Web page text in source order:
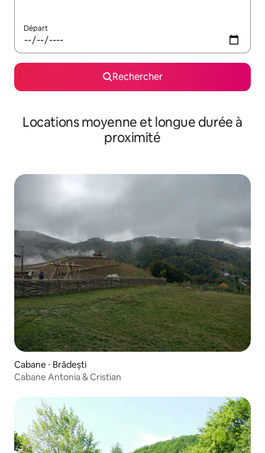
Départ
Rechercher
Locations moyenne et longue durée à
proximité
Cabane ⋅ Brădești
Cabane Antonia & Cristian